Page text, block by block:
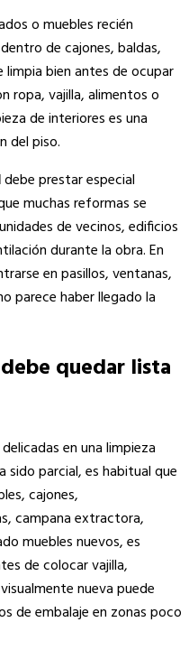
o muebles recién
de cajones, baldas,
limpia bien antes de ocupar
ropa, vajilla, alimentos o
de interiores es una
del piso.
debe prestar especial
muchas reformas se
de vecinos, edificios
durante la obra. En
en pasillos, ventanas,
parece haber llegado la
quedar lista
en una limpieza
parcial, es habitual que
cajones,
campana extractora,
muebles nuevos, es
de colocar vajilla,
nueva puede
de embalaje en zonas poco